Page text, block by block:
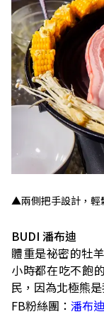
▲兩側把手設計，輕
BUDI 潘布迪
體重是祕密的牡
小時都在吃不飽
民，因為北極熊是
FB粉絲團： 潘布